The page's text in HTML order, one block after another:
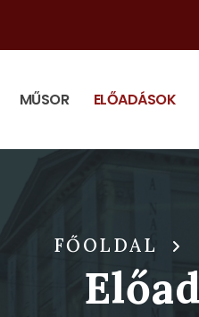
MŰSOR ELŐADÁSOK
FŐOLDAL